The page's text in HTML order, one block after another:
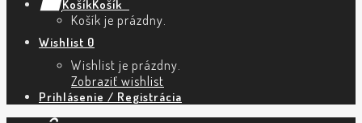
KošíkKošík
Košík je prázdny.
Wishlist 0
Wishlist je prázdny.
Zobraziť wishlist
Prihlásenie / Registrácia